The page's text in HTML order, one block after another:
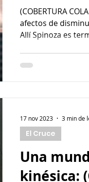
(COBERTURA
afectos de
Allí Spinoza es
Una
kinésica:
El Cruce
17 nov 2023 3 min de